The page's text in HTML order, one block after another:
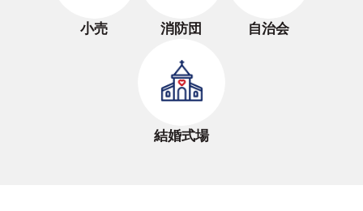
小売 消防団 自治会
結婚式場